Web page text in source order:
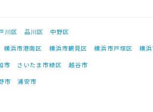
川区 品川区
中野区
横浜市港南区 横浜市鶴見区 横浜市戸塚区
横
市 さいたま市緑区
越谷市
市 浦安市